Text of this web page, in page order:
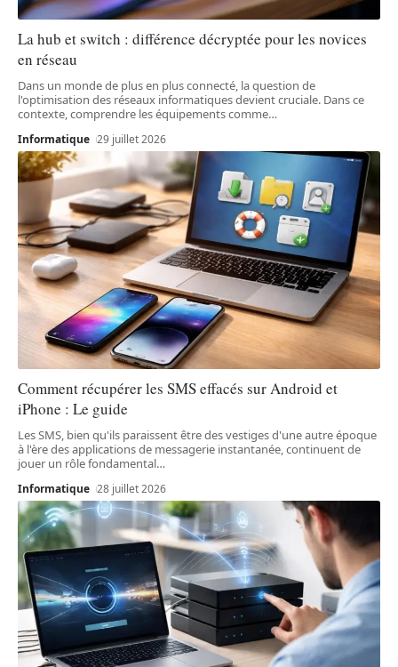
La hub et switch : différence décryptée pour les novices
en réseau
Dans un monde de plus en plus connecté, la question de
l'optimisation des réseaux informatiques devient cruciale. Dans ce
contexte, comprendre les équipements comme…
Informatique 29 juillet 2026
Comment récupérer les SMS effacés sur Android et
iPhone : Le guide
Les SMS, bien qu'ils paraissent être des vestiges d'une autre époque
à l'ère des applications de messagerie instantanée, continuent de
jouer un rôle fondamental…
Informatique 28 juillet 2026